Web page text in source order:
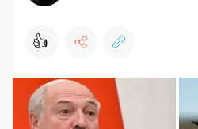
👍